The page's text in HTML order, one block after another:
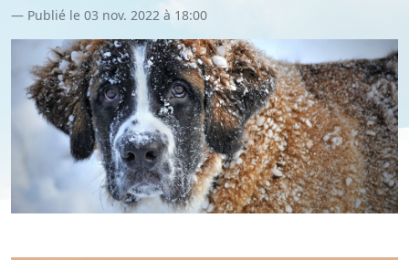
Publié le 03 nov. 2022 à 18:00